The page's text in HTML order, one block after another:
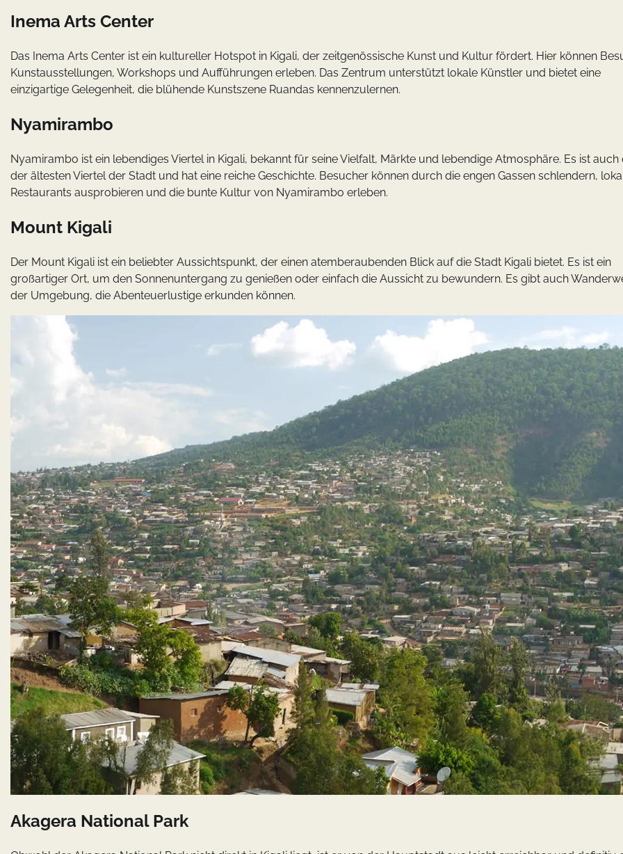
Inema Arts Center
Das Inema Arts Center ist ein kultureller Hotspot in Kigali, der zeitgenössische Kunst und Kultur fördert. Hier können
Kunstausstellungen, Workshops und Aufführungen erleben. Das Zentrum unterstützt lokale Künstler und bietet eine
einzigartige Gelegenheit, die blühende Kunstszene Ruandas kennenzulernen.
Nyamirambo
Nyamirambo ist ein lebendiges Viertel in Kigali, bekannt für seine Vielfalt, Märkte und lebendige Atmosphäre. Es ist auch
der ältesten Viertel der Stadt und hat eine reiche Geschichte. Besucher können durch die engen Gassen schlendern,
Restaurants ausprobieren und die bunte Kultur von Nyamirambo erleben.
Mount Kigali
Der Mount Kigali ist ein beliebter Aussichtspunkt, der einen atemberaubenden Blick auf die Stadt Kigali bietet. Es ist ein
großartiger Ort, um den Sonnenuntergang zu genießen oder einfach die Aussicht zu bewundern. Es gibt auch
der Umgebung, die Abenteuerlustige erkunden können.
Akagera National Park